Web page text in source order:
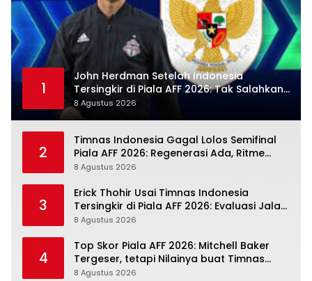
1
John Herdman Setelah Indonesia
Tersingkir di Piala AFF 2026: Tak Salahkan
Wasit, Mitchell Baker Tetap Jadi Modal
8 Agustus 2026
2
Timnas Indonesia Gagal Lolos Semifinal
Piala AFF 2026: Regenerasi Ada, Ritme
Kompetisi Masih Harus Mengejar
8 Agustus 2026
3
Erick Thohir Usai Timnas Indonesia
Tersingkir di Piala AFF 2026: Evaluasi Jalan,
Agenda Berikutnya Sudah Dekat
8 Agustus 2026
4
Top Skor Piala AFF 2026: Mitchell Baker
Tergeser, tetapi Nilainya buat Timnas
Indonesia Justru Naik
8 Agustus 2026